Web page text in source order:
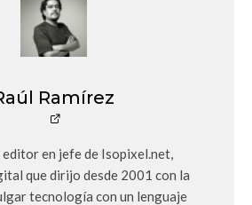
Ramírez
editor en jefe de Isopixel.net,
que dirijo desde 2001 con la
tecnología con un lenguaje